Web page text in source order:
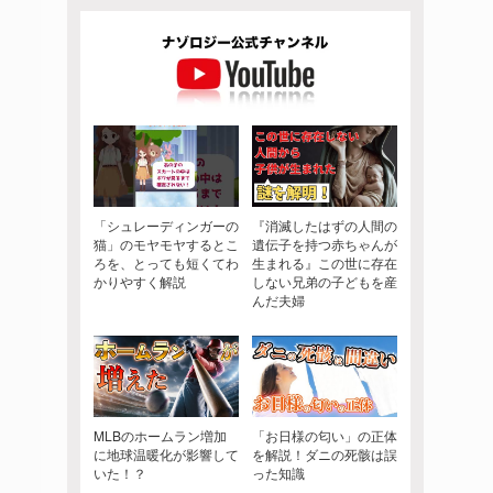
「シュレーディンガーの
猫」のモヤモヤするとこ
ろを、とっても短くてわ
かりやすく解説
『消滅したはずの人間の
遺伝子を持つ赤ちゃんが
生まれる』この世に存在
しない兄弟の子どもを産
んだ夫婦
MLBのホームラン増加
に地球温暖化が影響して
いた！？
「お日様の匂い」の正体
を解説！ダニの死骸は誤
った知識